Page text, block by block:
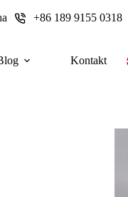
+86 189 9155 0318
Kontakt